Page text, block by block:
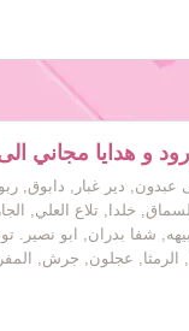
و هدايا مجاني الى
عبدون, دير غبار, دابوق,
خلدا, تلاع العلي,
شفا بدران, ابو نصير.
الرمثا, عجلون, جرش,